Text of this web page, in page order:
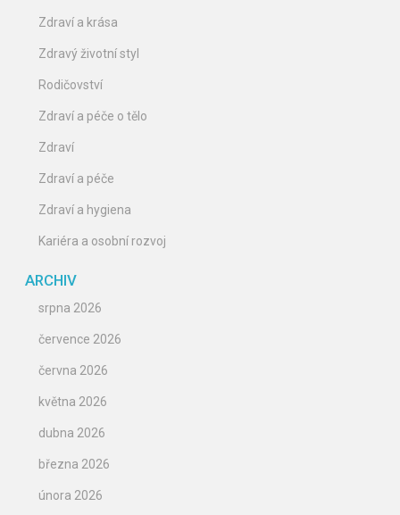
Zdraví a krása
Zdravý životní styl
Rodičovství
Zdraví a péče o tělo
Zdraví
Zdraví a péče
Zdraví a hygiena
Kariéra a osobní rozvoj
ARCHIV
srpna 2026
července 2026
června 2026
května 2026
dubna 2026
března 2026
února 2026